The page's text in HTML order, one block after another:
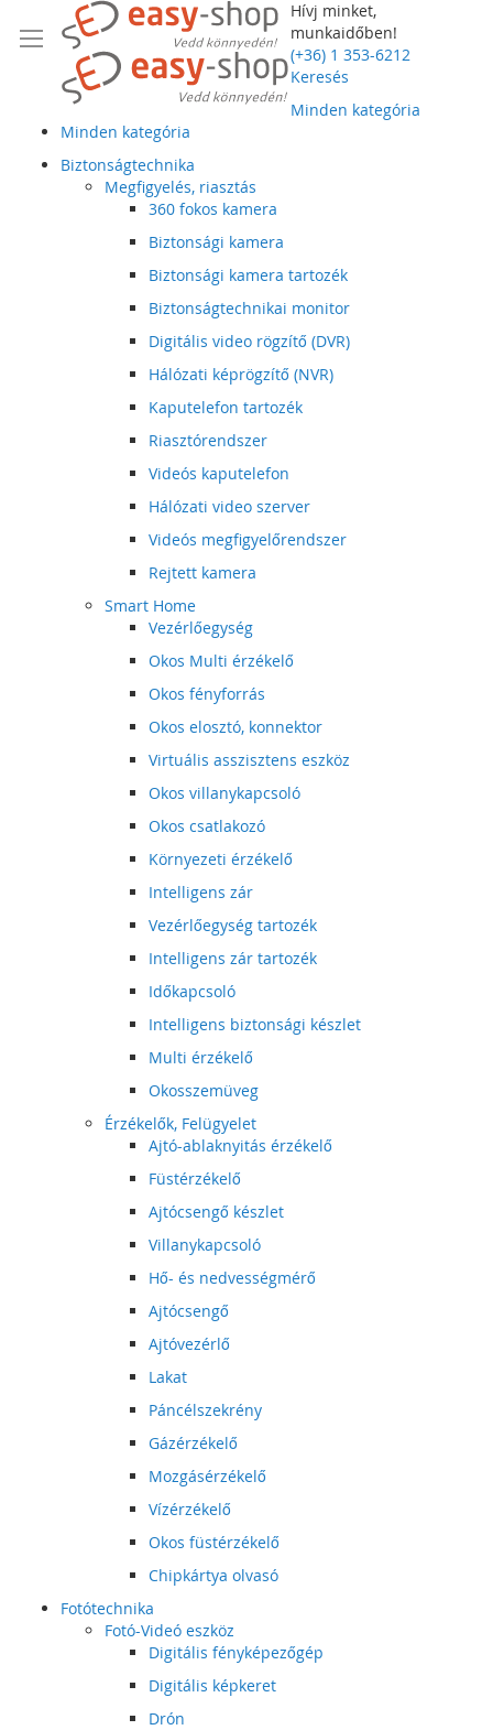
Hívj minket,
munkaidőben!
(+36) 1 353-6212
Keresés
Minden kategória
Minden kategória
Biztonságtechnika
Megfigyelés, riasztás
360 fokos kamera
Biztonsági kamera
Biztonsági kamera tartozék
Biztonságtechnikai monitor
Digitális video rögzítő (DVR)
Hálózati képrögzítő (NVR)
Kaputelefon tartozék
Riasztórendszer
Videós kaputelefon
Hálózati video szerver
Videós megfigyelőrendszer
Rejtett kamera
Smart Home
Vezérlőegység
Okos Multi érzékelő
Okos fényforrás
Okos elosztó, konnektor
Virtuális asszisztens eszköz
Okos villanykapcsoló
Okos csatlakozó
Környezeti érzékelő
Intelligens zár
Vezérlőegység tartozék
Intelligens zár tartozék
Időkapcsoló
Intelligens biztonsági készlet
Multi érzékelő
Okosszemüveg
Érzékelők, Felügyelet
Ajtó-ablaknyitás érzékelő
Füstérzékelő
Ajtócsengő készlet
Villanykapcsoló
Hő- és nedvességmérő
Ajtócsengő
Ajtóvezérlő
Lakat
Páncélszekrény
Gázérzékelő
Mozgásérzékelő
Vízérzékelő
Okos füstérzékelő
Chipkártya olvasó
Fotótechnika
Fotó-Videó eszköz
Digitális fényképezőgép
Digitális képkeret
Drón